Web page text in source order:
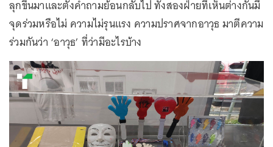
ลุกขึ้นมาและตั้งคำถามย้อนกลับไป ทั้งสองฝ่ายที่เห็นต่างกันมี
จุดร่วมหรือไม่ ความไม่รุนแรง ความปราศจากอาวุธ มาตีความ
ร่วมกันว่า ‘อาวุธ’ ที่ว่ามีอะไรบ้าง